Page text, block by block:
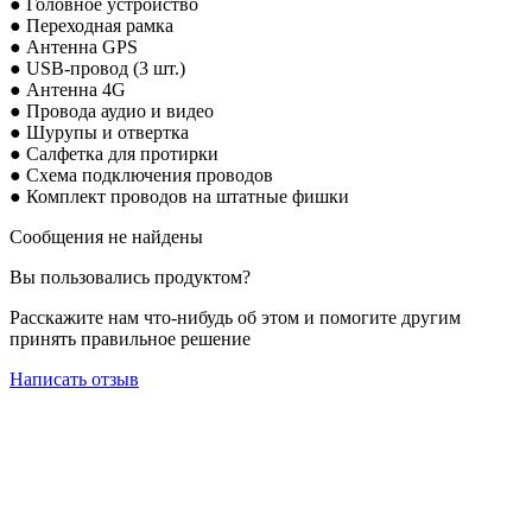
● Переходная рамка
● Антенна GPS
● USB-провод (3 шт.)
● Антенна 4G
● Провода аудио и видео
● Шурупы и отвертка
● Салфетка для протирки
● Схема подключения проводов
● Комплект проводов на штатные фишки
Сообщения не найдены
Вы пользовались продуктом?
Расскажите нам что-нибудь об этом и помогите другим
принять правильное решение
Написать отзыв